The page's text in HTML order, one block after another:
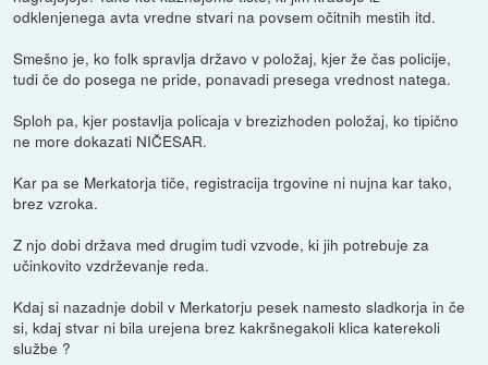
odklenjenega avta vredne stvari na povsem očitnih mestih itd.
Smešno je, ko folk spravlja državo v položaj, kjer že čas policije,
tudi če do posega ne pride, ponavadi presega vrednost natega.
Sploh pa, kjer postavlja policaja v brezizhoden položaj, ko tipično
ne more dokazati NIČESAR.
Kar pa se Merkatorja tiče, registracija trgovine ni nujna kar tako,
brez vzroka.
Z njo dobi država med drugim tudi vzvode, ki jih potrebuje za
učinkovito vzdrževanje reda.
Kdaj si nazadnje dobil v Merkatorju pesek namesto sladkorja in če
si, kdaj stvar ni bila urejena brez kakršnegakoli klica katerekoli
službe ?